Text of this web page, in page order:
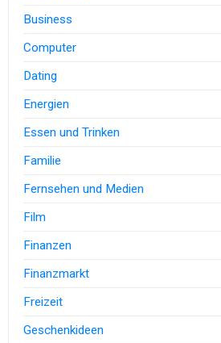
Business
Computer
Dating
Energien
Essen und Trinken
Familie
Fernsehen und Medien
Film
Finanzen
Finanzmarkt
Freizeit
Geschenkideen